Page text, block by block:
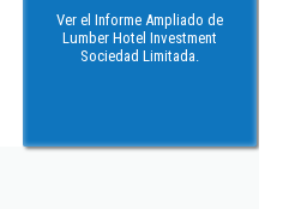
Ver el Informe Ampliado de
Lumber Hotel Investment
Sociedad Limitada.